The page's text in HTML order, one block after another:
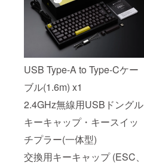
USB Type-A to Type-Cケー
ブル(1.6m) x1
2.4GHz無線用USBドングル
キーキャップ・キースイッ
チプラー(一体型)
交換用キーキャップ (ESC、